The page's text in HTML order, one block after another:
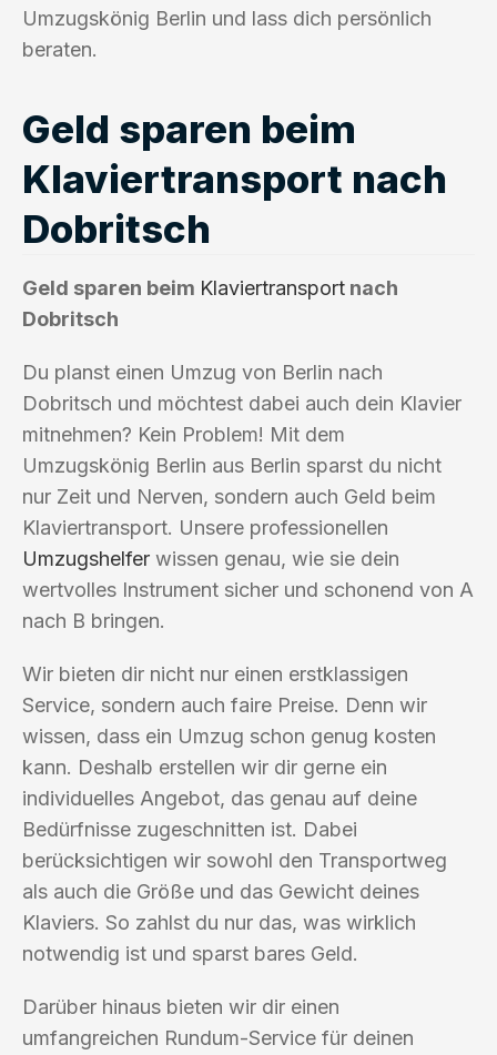
Umzugskönig Berlin und lass dich persönlich
beraten.
Geld sparen beim
Klaviertransport nach
Dobritsch
Geld sparen beim Klaviertransport nach
Dobritsch
Du planst einen Umzug von Berlin nach
Dobritsch und möchtest dabei auch dein Klavier
mitnehmen? Kein Problem! Mit dem
Umzugskönig Berlin aus Berlin sparst du nicht
nur Zeit und Nerven, sondern auch Geld beim
Klaviertransport. Unsere professionellen
Umzugshelfer wissen genau, wie sie dein
wertvolles Instrument sicher und schonend von A
nach B bringen.
Wir bieten dir nicht nur einen erstklassigen
Service, sondern auch faire Preise. Denn wir
wissen, dass ein Umzug schon genug kosten
kann. Deshalb erstellen wir dir gerne ein
individuelles Angebot, das genau auf deine
Bedürfnisse zugeschnitten ist. Dabei
berücksichtigen wir sowohl den Transportweg
als auch die Größe und das Gewicht deines
Klaviers. So zahlst du nur das, was wirklich
notwendig ist und sparst bares Geld.
Darüber hinaus bieten wir dir einen
umfangreichen Rundum-Service für deinen